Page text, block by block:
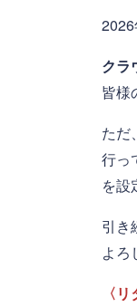
クラ
皆様
ただ
行っ
を設
引き
よろ
〈